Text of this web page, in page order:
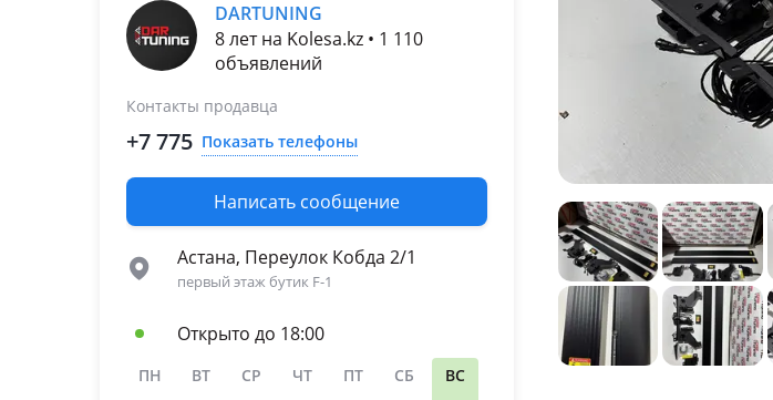
DARTUNING
8 лет на Kolesa.kz • 1 110
объявлений
Контакты продавца
+7 775 Показать телефоны
Написать сообщение
Астана, Переулок Кобда 2/1
первый этаж бутик F-1
Открыто до 18:00
ПН ВТ СР ЧТ ПТ СБ ВС